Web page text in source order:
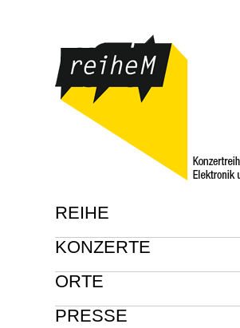
REIHE
KONZERTE
ORTE
PRESSE